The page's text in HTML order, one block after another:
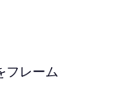
フレーム